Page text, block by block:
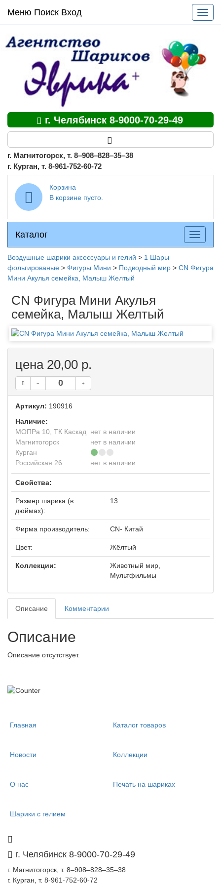
Основное
меню
по
Меню Поиск Вход
меню
г. Челябинск 8-9000-70-29-49
г. Магнитогорск, т. 8–908–828–35–38
г. Курган, т. 8-961-752-60-72
Корзина
В корзине пусто.
Каталог
Каталог
меню
Воздушные шарики аксессуары и гелий > 1 Шары
фольгированые > Фигуры Мини > Подводный мир > CN Фигура
Мини Акулья семейка, Малыш Желтый
CN Фигура Мини Акулья
семейка, Малыш Желтый
цена 20,00 р.
Артикул: 190916
Наличие:
МОПРа 10, ТК Каскад
нет в наличии
Магнитогорск
нет в наличии
Курган
Российская 26
нет в наличии
Свойства:
Размер шарика (в
дюймах):
13
Фирма производитель: CN- Китай
Цвет: Жёлтый
Коллекции:
Животный мир,
Мультфильмы
Описание Комментарии
Описание
Описание отсутствует.
Главная Каталог товаров
Новости Коллекции
О нас Печать на шариках
Шарики с гелием
г. Челябинск 8-9000-70-29-49
г. Магнитогорск, т. 8–908–828–35–38
г. Курган, т. 8-961-752-60-72